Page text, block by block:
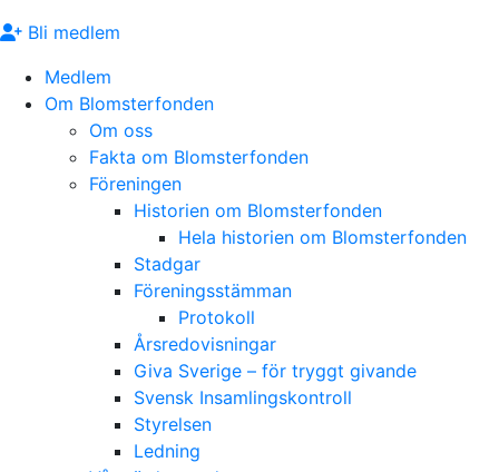
Bli medlem
Medlem
Om Blomsterfonden
Om oss
Fakta om Blomsterfonden
Föreningen
Historien om Blomsterfonden
Hela historien om Blomsterfonden
Stadgar
Föreningsstämman
Protokoll
Årsredovisningar
Giva Sverige – för tryggt givande
Svensk Insamlingskontroll
Styrelsen
Ledning